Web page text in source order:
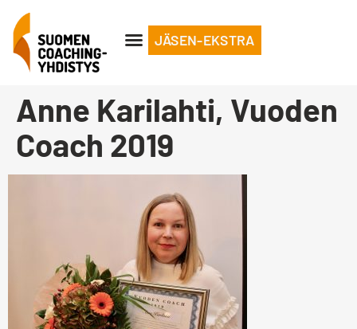
JÄSEN-EKSTRA
Anne Karilahti, Vuoden
Coach 2019